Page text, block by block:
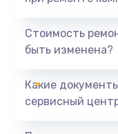
Стоимость
быть изменена?
Какие
сервисный